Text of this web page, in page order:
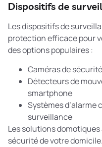
Dispositifs de
Les dispositifs de
protection efficace pour
des options populaires :
Caméras de sécurité
Détecteurs de
smartphone
Systèmes
surveillance
Lessolutions domotiques
sécurité de votre